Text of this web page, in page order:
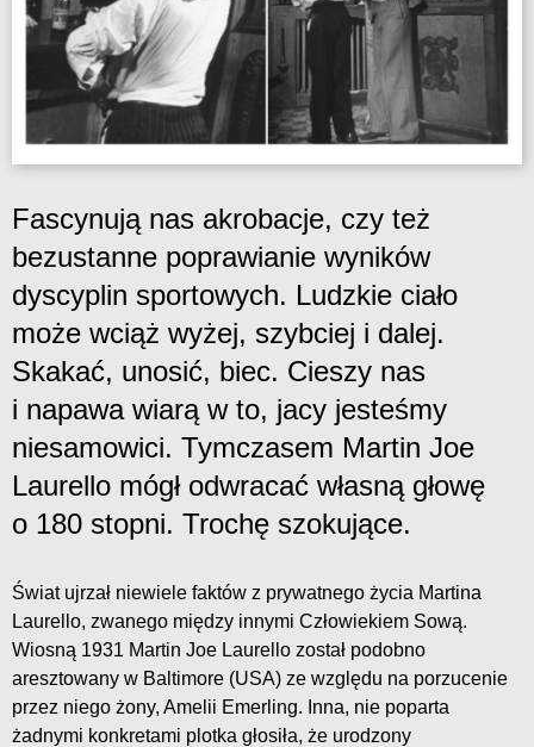
Fascynują nas akrobacje, czy też
bezustanne poprawianie wyników
dyscyplin sportowych. Ludzkie ciało
może wciąż wyżej, szybciej i dalej.
Skakać, unosić, biec. Cieszy nas
i napawa wiarą w to, jacy jesteśmy
niesamowici. Tymczasem Martin Joe
Laurello mógł odwracać własną głowę
o 180 stopni. Trochę szokujące.
Świat ujrzał niewiele faktów z prywatnego życia Martina
Laurello, zwanego między innymi Człowiekiem Sową.
Wiosną 1931 Martin Joe Laurello został podobno
aresztowany w Baltimore (USA) ze względu na porzucenie
przez niego żony, Amelii Emerling. Inna, nie poparta
żadnymi konkretami plotka głosiła, że urodzony